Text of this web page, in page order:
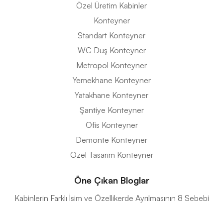
Özel Üretim Kabinler
Konteyner
Standart Konteyner
WC Duş Konteyner
Metropol Konteyner
Yemekhane Konteyner
Yatakhane Konteyner
Şantiye Konteyner
Ofis Konteyner
Demonte Konteyner
Özel Tasarım Konteyner
Öne Çıkan Bloglar
Kabinlerin Farklı İsim ve Özellikerde Ayrılmasının 8 Sebebi